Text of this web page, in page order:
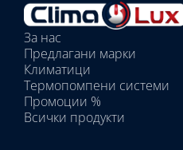
Избрани
вътрешни
тела:
Избрано
тяло:
За нас
Предлагани марки
Климатици
Термопомпени системи
Промоции %
Всички продукти